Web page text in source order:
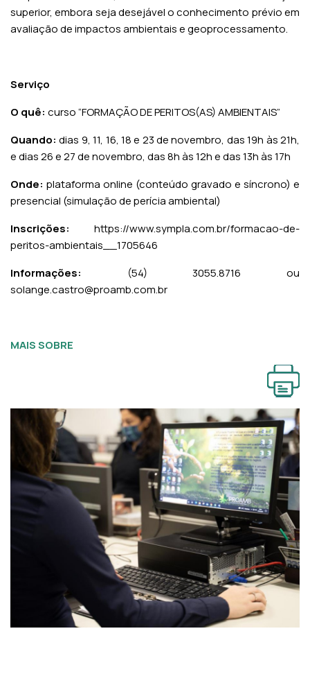
superior, embora seja desejável o conhecimento prévio em
avaliação de impactos ambientais e geoprocessamento.
Serviço
O quê: curso “FORMAÇÃO DE PERITOS(AS) AMBIENTAIS”
Quando:dias 9, 11, 16, 18 e 23 de novembro, das 19h às 21h,
e dias 26 e 27 de novembro, das 8h às 12h e das 13h às 17h
Onde: plataforma online (conteúdo gravado e síncrono) e
presencial (simulação de perícia ambiental)
Inscrições:
https://www.sympla.com.br/formacao-de-
peritos-ambientais__1705646
Informações: (54) 3055.8716 ou
solange.castro@proamb.com.br
MAIS SOBRE